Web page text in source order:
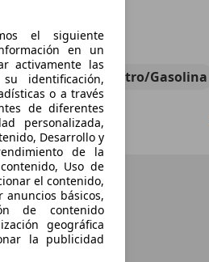
40.717 km Electro/Gasolina
el siguiente
en un
activamente las
identificación,
o a través
de diferentes
personalizada,
Desarrollo y
de la
Uso de
el contenido,
anuncios básicos,
de contenido
geográfica
la publicidad